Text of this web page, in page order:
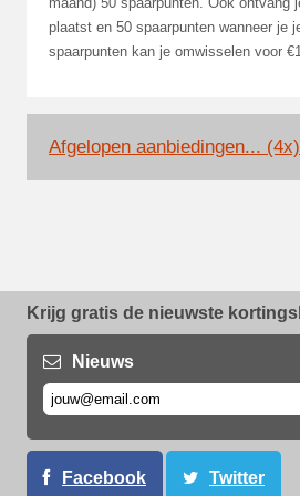
maand) 50 spaarpunten. Ook ontvang
plaatst en 50 spaarpunten wanneer je
spaarpunten kan je omwisselen voor
Afgelopen aanbiedingen... (4x)
Krijg gratis de nieuwste
Nieuws
Facebook Twitter